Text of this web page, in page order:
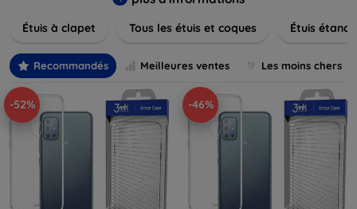
matériaux de haute qualité, y compris le cuir, le silicone, et
parfait pour exprimer votre style tout en assurant la
durabilité de votre appareil.
Étuis à clapet Tous les étuis et coques Étuis
Recommandés Meilleures ventes Les moins chers
-52% -46%